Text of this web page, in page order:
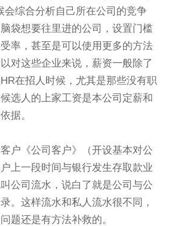
会综合分析自己所在公司的竞争
袋想要往里进的公司，设置门槛
率，甚至是可以使用更多的方法
对这些企业来说，薪资一般除了
在招人时候，尤其是那些没有职
选人的上家工资是本公司定薪和
据。
户《公司客户》（开设基本对公
上一段时间与银行发生存取款业
公司流水，说白了就是公司与公
。这样流水和私人流水很不同，
题还是有方法补救的。